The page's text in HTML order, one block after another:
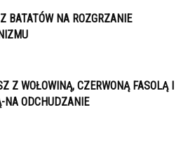
BATATÓW NA ROZGRZANIE
Z WOŁOWINĄ, CZERWONĄ FASOLĄ I
NA ODCHUDZANIE